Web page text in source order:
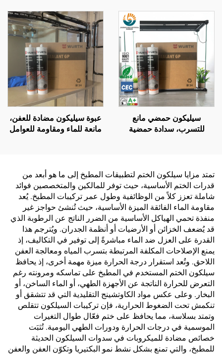
WACKER وبسعر رخيص
للبناء
سيليكون حمضي مانع
للتسرب، سدادة حمضية
عبوة سيليكون مضادة للعفن،
مانعة للماء ومقاومة للعوامل
تمتد مزايا سيلكون الختم لتطبيقات المطبخ إلى ما هو أبعد من
قدرات الختم الأساسية، حيث توفر للمالكين والمتخصصين فوائد
شاملة تعزز كلاً من الوظائفية وطول عمر تركيبات المطبخ. يُعد
مقاومة الماء الفائقة الميزة الأساسية، حيث تُنشئ حواجز غير
منفذة تحمي الهياكل الأساسية من الضرر الناتج عن الرطوبة الذي
قد يُضعف الخزائن أو الأرضيات أو أنظمة الجدران. ويُترجم هذا
القدرة على العزل ضد الماء مباشرةً إلى توفير في التكاليف، إذ
يمنع الإصلاحات المكلفة المرتبطة بتسرب المياه ومعالجة العفن
اللاحق. وتُعد استقرار درجة الحرارة ميزة مهمة أخرى، إذ يحافظ
سيلكون الختم المستخدم في المطبخ على تماسكه ومرونته رغم
التعرض للحرارة الناتجة عن الأجهزة الطهي، أو الماء الساخن، أو
البخار. وعلى عكس مواد الكاوتشينج التقليدية التي قد تتشقق أو
تنكمش تحت الضغوط الحرارية، فإن تركيبات السيلكون تتقلص
وتمتد بسلاسة، مما يحافظ على ختم فعّال طوال التغيرات
الموسمية في درجات الحرارة ودورات الطهي اليومية. تُثبَت
خصائص مضادة للميكروبات في سدوات السيلكون الحديثة
للمطبخ، والتي تمنع بشكل نشط نمو البكتيريا وتكوّن العفن والعفن